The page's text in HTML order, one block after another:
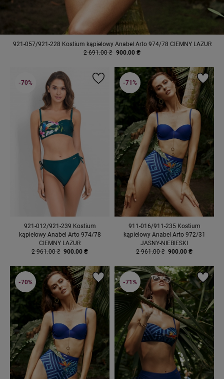
921-057/921-228 Kostium kąpielowy Anabel Arto 974/78 CIEMNY LAZUR
2 691.00 ₴ 900.00 ₴
921-012/921-239 Kostium
kąpielowy Anabel Arto 974/78
CIEMNY LAZUR
2 961.00 ₴ 900.00 ₴
-70%
911-016/911-235 Kostium
kąpielowy Anabel Arto 972/31
JASNY-NIEBIESKI
2 961.00 ₴ 900.00 ₴
-71%
-70% -71%